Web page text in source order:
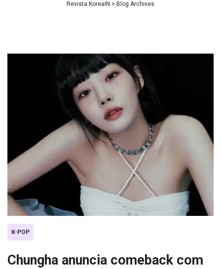
Revista KoreaIN > Blog Archives
K-POP
Chungha anuncia comeback com